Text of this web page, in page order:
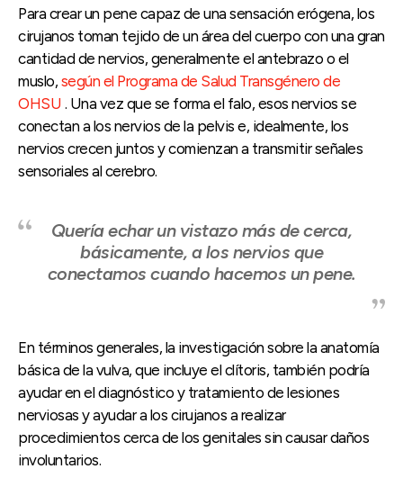
Para crear un pene capaz de una sensación erógena, los
cirujanos toman tejido de un área del cuerpo con una gran
cantidad de nervios, generalmente el antebrazo o el
muslo, según el Programa de Salud Transgénero de
OHSU . Una vez que se forma el falo, esos nervios se
conectan a los nervios de la pelvis e, idealmente, los
nervios crecen juntos y comienzan a transmitir señales
sensoriales al cerebro.
Quería echar un vistazo más de cerca,
básicamente, a los nervios que
conectamos cuando hacemos un pene.
En términos generales, la investigación sobre la anatomía
básica de la vulva, que incluye el clítoris, también podría
ayudar en el diagnóstico y tratamiento de lesiones
nerviosas y ayudar a los cirujanos a realizar
procedimientos cerca de los genitales sin causar daños
involuntarios.